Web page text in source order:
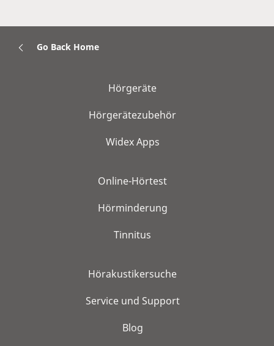
Go Back Home
Hörgeräte
Hörgerätezubehör
Widex Apps
Online-Hörtest
Hörminderung
Tinnitus
Hörakustikersuche
Service und Support
Blog